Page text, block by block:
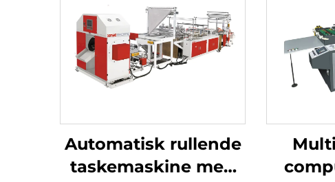
Automatisk rullende
taskemaskine med